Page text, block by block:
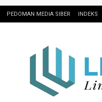
PEDOMAN MEDIA SIBER INDEKS